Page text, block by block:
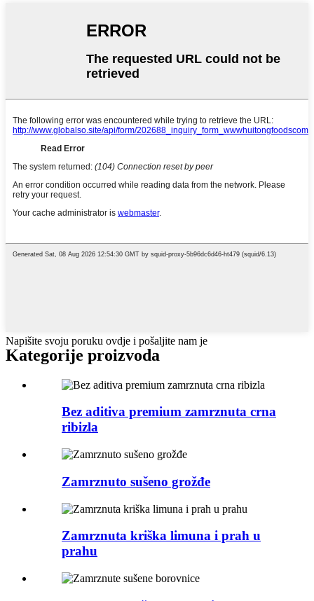
Napišite svoju poruku ovdje i pošaljite nam je
Kategorije proizvoda
Bez aditiva premium zamrznuta crna
ribizla
Zamrznuto sušeno grožđe
Zamrznuta kriška limuna i prah u
prahu